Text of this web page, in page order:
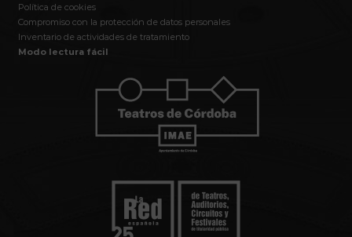
Política de cookies
Compromiso con la protección de datos personales
Inventario de actividades de tratamiento
Modo lectura fácil